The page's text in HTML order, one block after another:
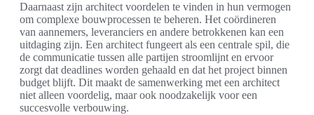
Daarnaast zijn architect voordelen te vinden in hun vermogen
om complexe bouwprocessen te beheren. Het coördineren
van aannemers, leveranciers en andere betrokkenen kan een
uitdaging zijn. Een architect fungeert als een centrale spil, die
de communicatie tussen alle partijen stroomlijnt en ervoor
zorgt dat deadlines worden gehaald en dat het project binnen
budget blijft. Dit maakt de samenwerking met een architect
niet alleen voordelig, maar ook noodzakelijk voor een
succesvolle verbouwing.